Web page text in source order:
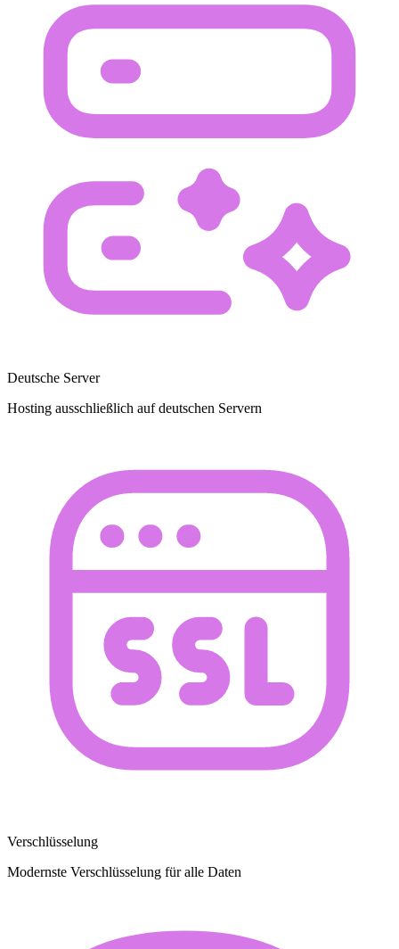
Deutsche Server
Hosting ausschließlich auf deutschen Servern
Verschlüsselung
Modernste Verschlüsselung für alle Daten